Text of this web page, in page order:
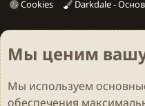
Cookies Darkdale -
Мы ценим
Мы используем
обеспечения